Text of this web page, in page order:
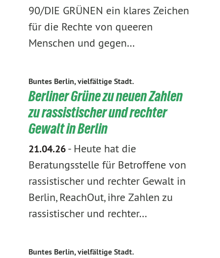
90/DIE GRÜNEN ein klares Zeichen
für die Rechte von queeren
Menschen und gegen…
Buntes Berlin, vielfältige Stadt.
Berliner Grüne zu neuen Zahlen
zu rassistischer und rechter
Gewalt in Berlin
21.04.26- Heute hat die
Beratungsstelle für Betroffene von
rassistischer und rechter Gewalt in
Berlin, ReachOut, ihre Zahlen zu
rassistischer und rechter…
Buntes Berlin, vielfältige Stadt.